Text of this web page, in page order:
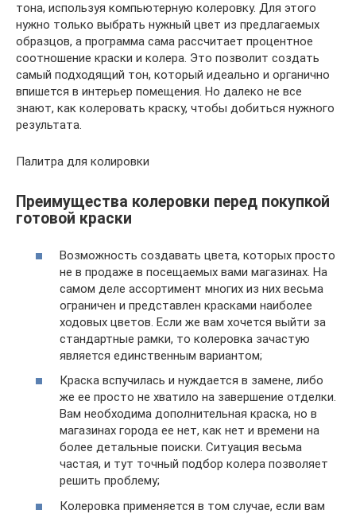
тона, используя компьютерную колеровку. Для этого
нужно только выбрать нужный цвет из предлагаемых
образцов, а программа сама рассчитает процентное
соотношение краски и колера. Это позволит создать
самый подходящий тон, который идеально и органично
впишется в интерьер помещения. Но далеко не все
знают, как колеровать краску, чтобы добиться нужного
результата.
Палитра для колировки
Преимущества колеровки перед покупкой
готовой краски
Возможность создавать цвета, которых просто
не в продаже в посещаемых вами магазинах. На
самом деле ассортимент многих из них весьма
ограничен и представлен красками наиболее
ходовых цветов. Если же вам хочется выйти за
стандартные рамки, то колеровка зачастую
является единственным вариантом;
Краска вспучилась и нуждается в замене, либо
же ее просто не хватило на завершение отделки.
Вам необходима дополнительная краска, но в
магазинах города ее нет, как нет и времени на
более детальные поиски. Ситуация весьма
частая, и тут точный подбор колера позволяет
решить проблему;
Колеровка применяется в том случае, если вам